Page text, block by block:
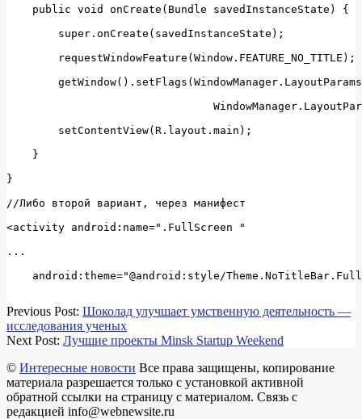
2018-
07-
20
Previous Post: Шоколад улучшает умственную деятельность —
исследования ученых
Next Post: Лучшие проекты Minsk Startup Weekend
© Интересные новости Все права защищены, копирование
материала разрешается только с установкой активной
обратной ссылки на страницу с материалом. Связь с
редакцией info@webnewsite.ru